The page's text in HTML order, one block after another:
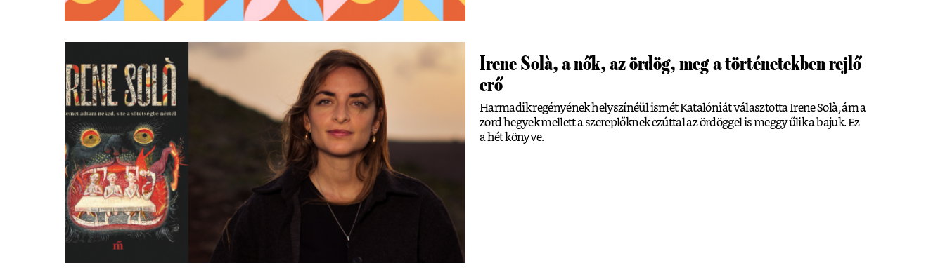
Irene Solà, a nők, az ördög, meg a történetekben rejlő
erő
Harmadik regényének helyszínéül ismét Katalóniát választotta Irene Solà, ám a
zord hegyek mellett a szereplőknek ezúttal az ördöggel is meggyűlik a bajuk. Ez
a hét könyve.